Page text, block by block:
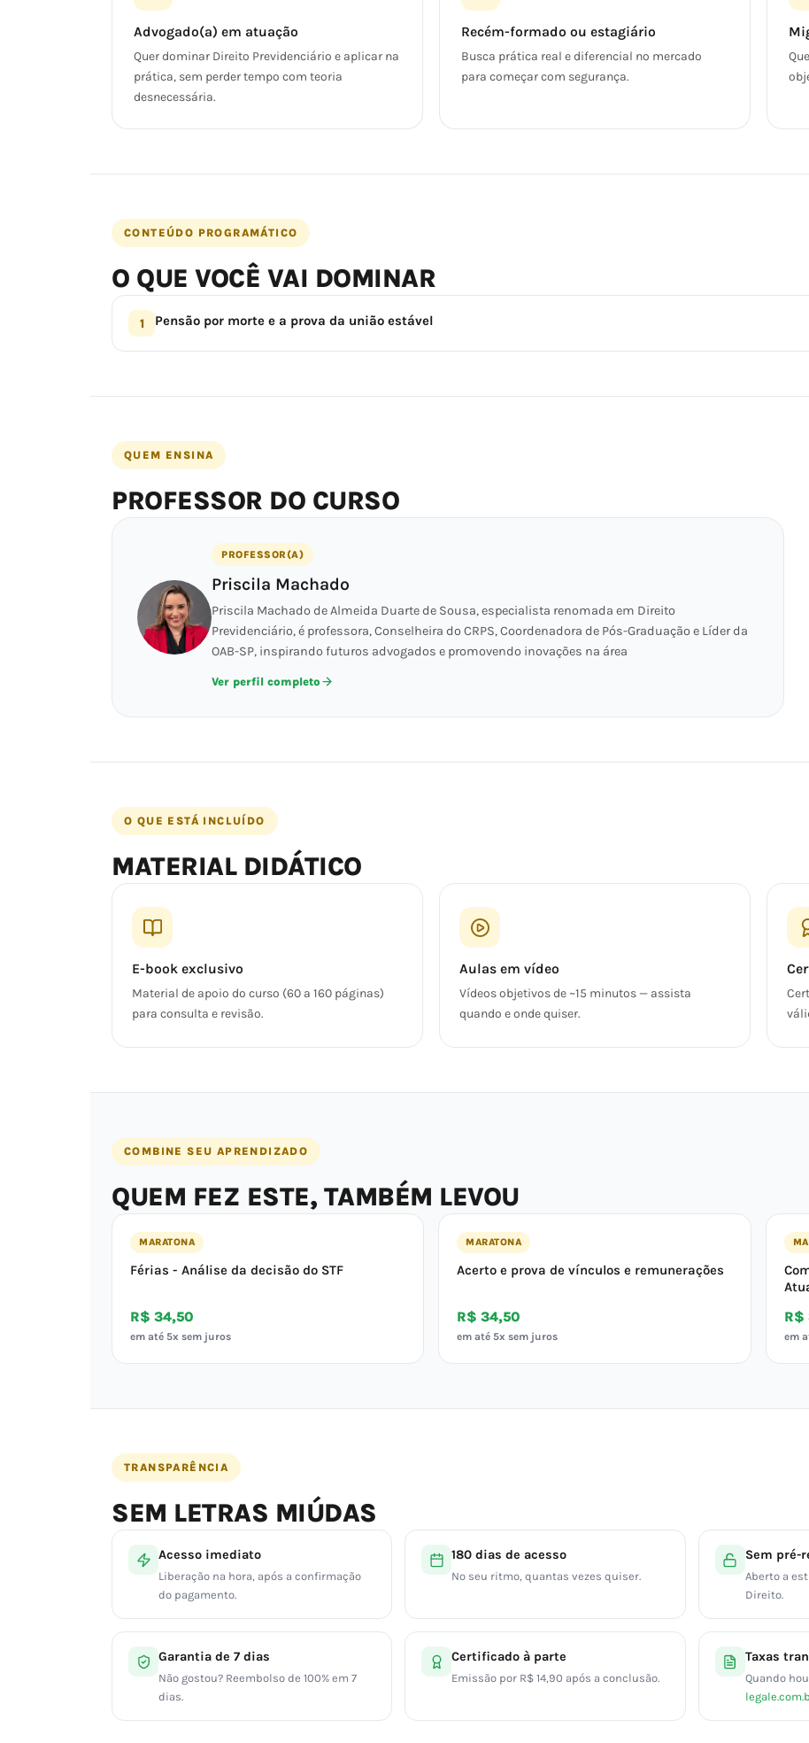
Advogado(a) em atuação
Quer dominar Direito Previdenciário e aplicar na
prática, sem perder tempo com teoria
desnecessária.
Recém-formado ou estagiário
Busca prática real e diferencial no mercado
para começar com segurança.
CONTEÚDO PROGRAMÁTICO
O QUE VOCÊ VAI DOMINAR
1 Pensão por morte e a prova da união estável
QUEM ENSINA
PROFESSOR DO CURSO
PROFESSOR(A)
Priscila Machado
Priscila Machado de Almeida Duarte de Sousa, especialista renomada em Direito
Previdenciário, é professora, Conselheira do CRPS, Coordenadora de Pós-Graduação e Líder da
OAB-SP, inspirando futuros advogados e promovendo inovações na área
Ver perfil completo
O QUE ESTÁ INCLUÍDO
MATERIAL DIDÁTICO
E-book exclusivo
Material de apoio do curso (60 a 160 páginas)
para consulta e revisão.
Aulas em vídeo
Vídeos objetivos de ~15 minutos — assista
quando e onde quiser.
COMBINE SEU APRENDIZADO
QUEM FEZ ESTE, TAMBÉM LEVOU
MARATONA
Férias - Análise da decisão do STF
R$ 34,50
em até 5x sem juros
MARATONA
Acerto e prova de vínculos e remunerações
R$ 34,50
em até 5x sem juros
R$
em
TRANSPARÊNCIA
SEM LETRAS MIÚDAS
Acesso imediato
Liberação na hora, após a confirmação
do pagamento.
180 dias de acesso
No seu ritmo, quantas vezes quiser.
Sem pré-
Aberto a
Direito.
Garantia de 7 dias
Não gostou? Reembolso de 100% em 7
dias.
Certificado à parte
Emissão por R$ 14,90 após a conclusão.
Taxas
Quando